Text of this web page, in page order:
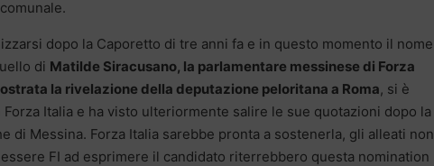
dopo la Caporetto di tre anni fa e in questo momento il nome
di Matilde Siracusano, la parlamentare messinese di Forza
la rivelazione della deputazione peloritana a Roma, si è
Italia e ha visto ulteriormente salire le sue quotazioni dopo la
di Messina. Forza Italia sarebbe pronta a sostenerla, gli alleati non
FI ad esprimere il candidato riterrebbero questa nomination